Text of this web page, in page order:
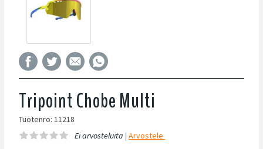
Tripoint Chobe Multi
Tuotenro: 11218
Ei arvosteluita |Arvostele